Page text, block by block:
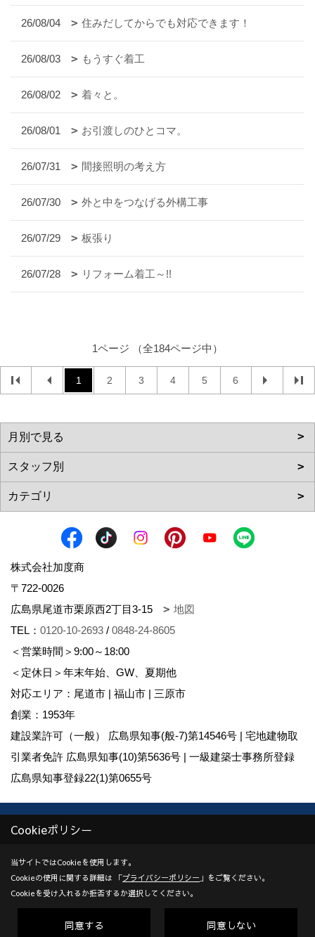
26/08/04 住みだしてからでも対応できます！
26/08/03 もうすぐ着工
26/08/02 着々と。
26/08/01 お引渡しのひとコマ。
26/07/31 間接照明の考え方
26/07/30 外と中をつなげる外構工事
26/07/29 板張り
26/07/28 リフォーム着工～!!
1ページ （全184ページ中）
1 2 3 4 5 6
株式会社加度商
〒722-0026
広島県尾道市栗原西2丁目3-15
地図
TEL： 0120-10-2693 / 0848-24-8605
＜営業時間＞9:00～18:00
＜定休日＞年末年始、GW、夏期他
対応エリア：尾道市 | 福山市 | 三原市
創業：1953年
建設業許可（一般） 広島県知事(般-7)第14546号 | 宅地建物取
引業者免許 広島県知事(10)第5636号 | 一級建築士事務所登録
広島県知事登録22(1)第0655号
Produced byゴデスクリエイト
Cookieポリシー
当サイトではCookieを使用します。
Cookieの使用に関する詳細は 「プライバシーポリシー 」をご覧ください。
Cookieを受け入れるか拒否するか選択してください。
同意する 同意しない